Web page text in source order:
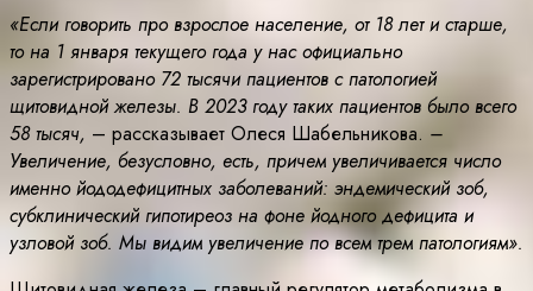
«Если говорить про взрослое население, от 18 лет и старше,
то на 1 января текущего года у нас официально
зарегистрировано 72 тысячи пациентов с патологией
щитовидной железы. В 2023 году таких пациентов было всего
58 тысяч, – рассказывает Олеся Шабельникова. –
Увеличение, безусловно, есть, причем увеличивается число
именно йододефицитных заболеваний: эндемический зоб,
субклинический гипотиреоз на фоне йодного дефицита и
узловой зоб. Мы видим увеличение по всем трем патологиям».